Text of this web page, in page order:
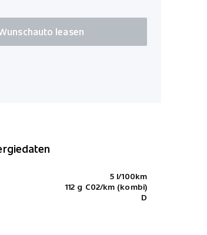
leasen
5 l/100km
112 g C02/km (kombi)
D